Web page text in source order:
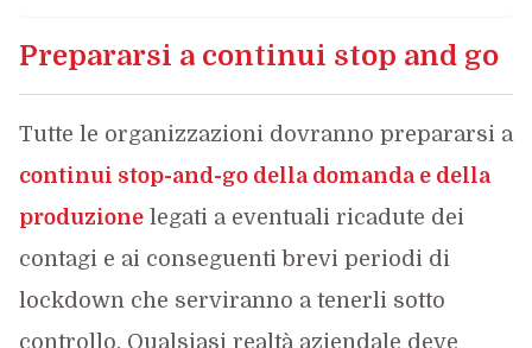
Prepararsi a continui stop and go
Tutte le organizzazioni dovranno prepararsi a
continui stop-and-go della domanda e della
produzionelegati a eventuali ricadute dei
contagi e ai conseguenti brevi periodi di
lockdown che serviranno a tenerli sotto
controllo. Qualsiasi realtà aziendale deve